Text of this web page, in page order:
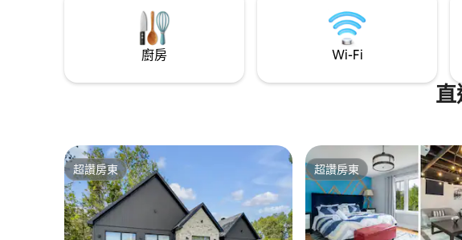
區域有很多事情可以做！
廚房 Wi-Fi
超讚房東
超讚房東 超讚房東
超讚房東